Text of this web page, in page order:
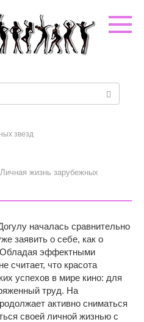
звезд
Личная жизнь зарубежных
началась сравнительно
заявить о себе, как о
Обладая эффектными
считает, что красота
успехов в мире кино: для
труд. На
активно сниматься
своей личной жизнью с